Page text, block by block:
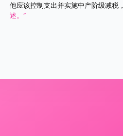
他应该控制支出并实施中产阶级减税，
述。”